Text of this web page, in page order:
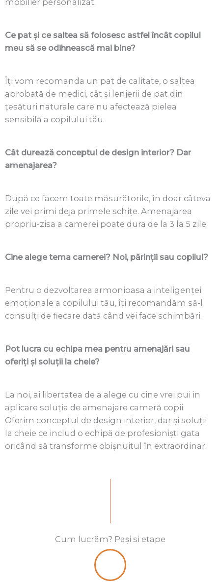
mobilier personalizat.
Ce pat și ce saltea să folosesc astfel încât copilul
meu să se odihnească mai bine?
Îți vom recomanda un pat de calitate, o saltea
aprobată de medici, cât și lenjerii de pat din
țesături naturale care nu afectează pielea
sensibilă a copilului tău.
Cât durează conceptul de design interior? Dar
amenajarea?
După ce facem toate măsurătorile, în doar câteva
zile vei primi deja primele schițe. Amenajarea
propriu-zisa a camerei poate dura de la 3 la 5 zile.
Cine alege tema camerei? Noi, părinții sau copilul?
Pentru o dezvoltarea armonioasa a inteligenței
emoționale a copilului tău, îți recomandăm să-l
consulți de fiecare dată când vei face schimbări.
Pot lucra cu echipa mea pentru amenajări sau
oferiți și soluții la cheie?
La noi, ai libertatea de a alege cu cine vrei pui in
aplicare soluția de amenajare cameră copii.
Oferim conceptul de design interior, dar și soluții
la cheie ce includ o echipă de profesioniști gata
oricând să transforme obișnuitul în extraordinar.
Cum lucrăm? Pași si etape